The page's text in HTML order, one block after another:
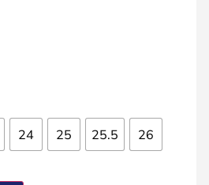
24 25 25.5 26